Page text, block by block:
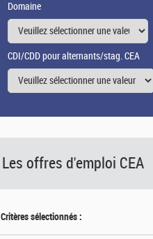
Domaine
CDI/CDD pour alternants/stag. CEA
Les offres d'emploi CEA
Critères sélectionnés :